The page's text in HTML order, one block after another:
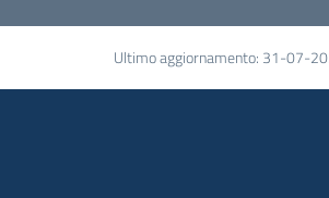
Ultimo aggiornamento: 31-07-